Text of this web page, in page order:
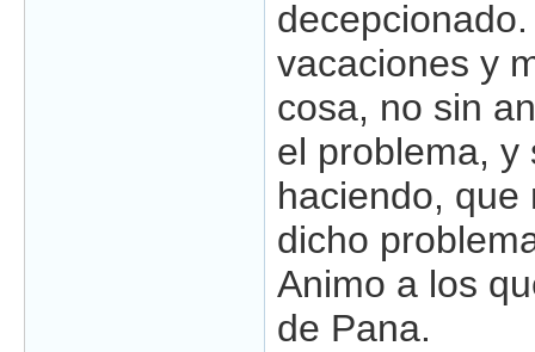
vacaciones y
cosa, no sin
el problema, y
haciendo, que
dicho
Animo a los
de Pana.